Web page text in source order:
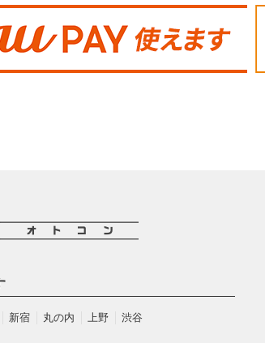
新宿 丸の内 上野 渋谷